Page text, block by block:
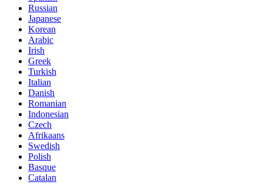
Russian
Japanese
Korean
Arabic
Irish
Greek
Turkish
Italian
Danish
Romanian
Indonesian
Czech
Afrikaans
Swedish
Polish
Basque
Catalan